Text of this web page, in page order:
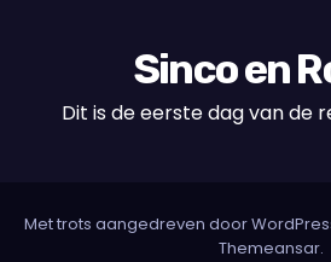
Sinco en
Dit is de eerste dag van de
Met trots aangedreven door
Themeansar.